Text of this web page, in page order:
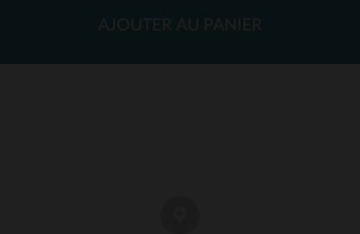
AJOUTER AU PANIER